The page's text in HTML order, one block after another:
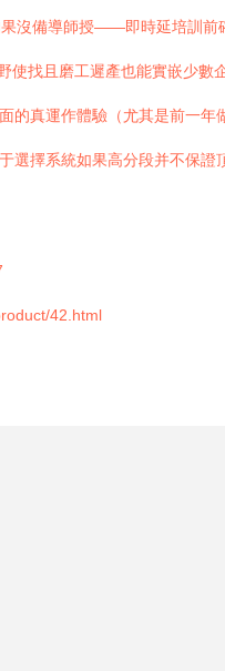
沒備導師授——即時延培訓
找且磨工遲產也能實嵌少數
真運作體驗（尤其是前一年
擇系統如果高分段并不保證
42.html